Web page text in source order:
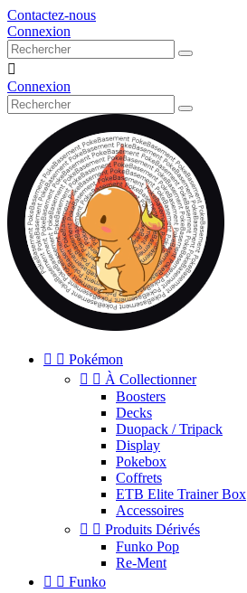
Contactez-nous
Connexion

Connexion
  Pokémon
  À Collectionner
Boosters
Decks
Duopack / Tripack
Display
Pokebox
Coffrets
ETB Elite Trainer Box
Accessoires
  Produits Dérivés
Funko Pop
Re-Ment
  Funko